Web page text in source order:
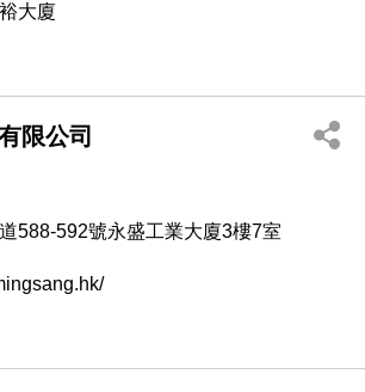
大廈
限公司
588-592號永盛工業大廈3樓7室